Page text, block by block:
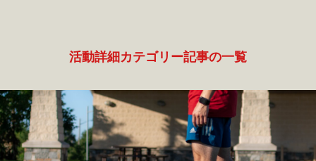
活動詳細カテゴリー記事の一覧